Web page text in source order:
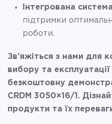
Інтегрована
підтримки
роботи.
Зв’яжіться з нами для
вибору та
безкоштовну
CRDM 3050×16/1.
продукти та їх